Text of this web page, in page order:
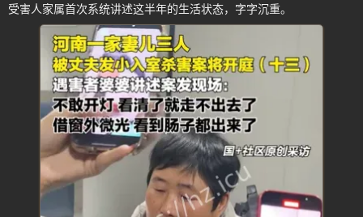
受害人家属首次系统讲述这半年的生活状态，字字沉重。